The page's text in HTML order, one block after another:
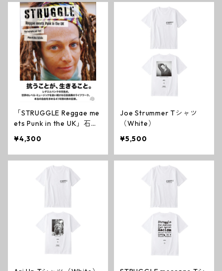
「STRUGGLE Reggae me
ets Punk in the UK」石田
¥4,300
Joe Strummer Tシャツ
（White）
¥5,500